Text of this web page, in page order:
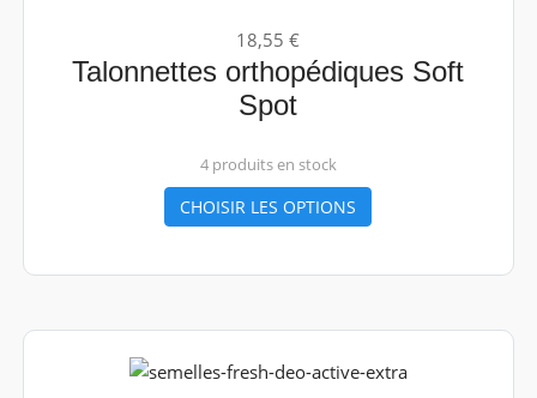
18,55 €
Talonnettes orthopédiques Soft
Spot
4 produits en stock
CHOISIR LES OPTIONS